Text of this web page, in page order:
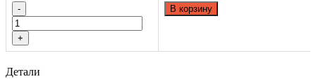
В корзину
Детали